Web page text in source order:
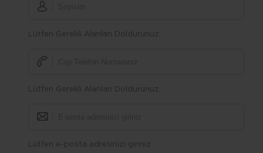
Lütfen Gerekli Alanları Doldurunuz.
Lütfen Gerekli Alanları Doldurunuz.
Lütfen e-posta adresinizi giriniz